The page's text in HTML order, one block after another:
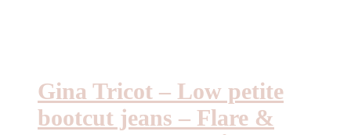
Gina Tricot – Low petite
bootcut jeans – Flare &